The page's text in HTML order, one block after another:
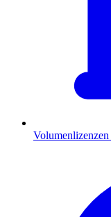
Volumenlizenzen